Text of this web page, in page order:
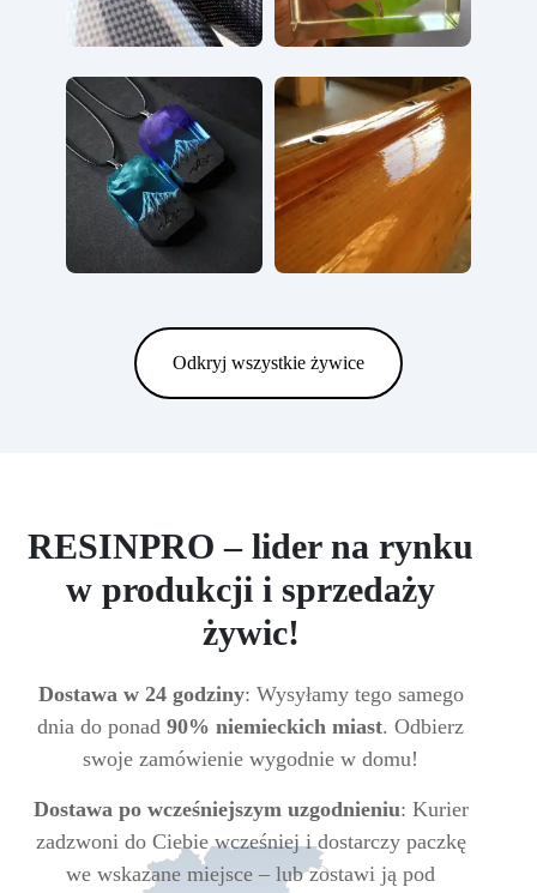
Odkryj wszystkie żywice
RESINPRO – lider na rynku
w produkcji i sprzedaży
żywic!
Dostawa w 24 godziny: Wysyłamy tego samego
dnia do ponad 90% niemieckich miast. Odbierz
swoje zamówienie wygodnie w domu!
Dostawa po wcześniejszym uzgodnieniu: Kurier
zadzwoni do Ciebie wcześniej i dostarczy paczkę
we wskazane miejsce – lub zostawi ją pod